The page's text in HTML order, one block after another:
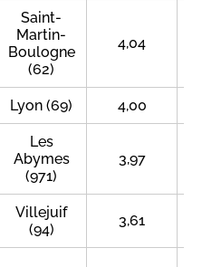
Saint-
Martin-
Boulogne
(62)
4,04
Lyon (69) 4,00
Les
Abymes
(971)
3,97
Villejuif
(94)
3,61